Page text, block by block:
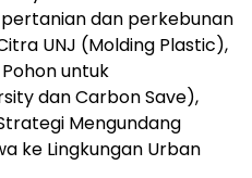
dan perkebunan
UNJ (Molding Plastic),
untuk
dan Carbon Save),
Mengundang
ke Lingkungan Urban